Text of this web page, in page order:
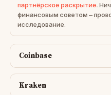
партнёрское раскрытие.
финансовым советом –
исследование.
Coinbase
Kraken